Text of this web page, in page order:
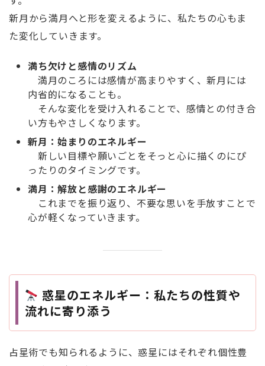
新月から満月へと形を変えるように、私たちの心もま
た変化していきます。
満ち欠けと感情のリズム
満月のころには感情が高まりやすく、新月には
内省的になることも。
そんな変化を受け入れることで、感情との付き合
い方もやさしくなります。
新月：始まりのエネルギー
新しい目標や願いごとをそっと心に描くのにぴ
ったりのタイミングです。
満月：解放と感謝のエネルギー
これまでを振り返り、不要な思いを手放すことで
心が軽くなっていきます。
惑星のエネルギー：私たちの性質や
流れに寄り添う
占星術でも知られるように、惑星にはそれぞれ個性豊